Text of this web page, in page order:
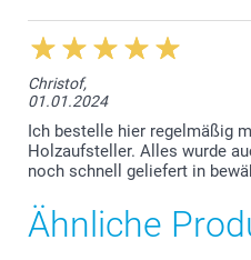
Christof,
01.01.2024
Ich bestelle hier regelmäßig
Holzaufsteller. Alles wurde
noch schnell geliefert in
Ähnliche